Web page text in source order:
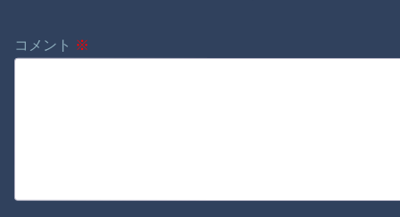
コメント ※